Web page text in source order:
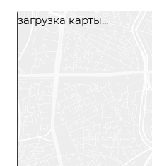
загрузка карты...